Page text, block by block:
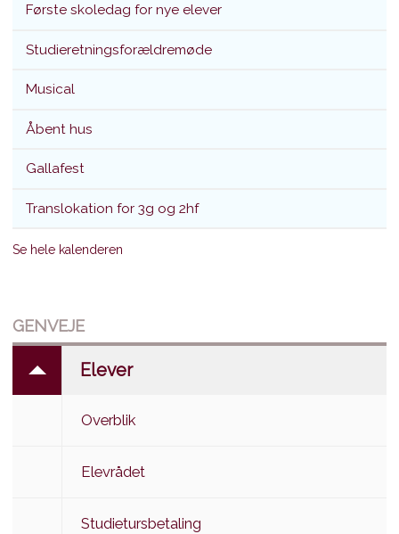
Første skoledag for nye elever
Studieretningsforældremøde
Musical
Åbent hus
Gallafest
Translokation for 3g og 2hf
Se hele kalenderen
GENVEJE
Elever
Overblik
Elevrådet
Studietursbetaling